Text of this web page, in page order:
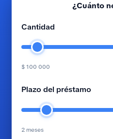
¿Cuánto
Cantidad
$ 100 000
Plazo del préstamo
2 meses